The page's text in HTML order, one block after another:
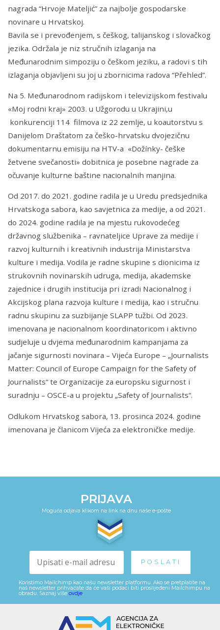
nagrada “Hrvoje Mateljić” za najbolje gospodarske
novinare u Hrvatskoj.
Bavila se i prevođenjem, s češkog, talijanskog i slovačkog
jezika. Održala je niz stručnih izlaganja na
Međunarodnim simpoziju o češkom jeziku, a radovi s tih
izlaganja objavljeni su joj u zbornicima radova “Přehled”.
Na 5. Međunarodnom radijskom i televizijskom festivalu
«Moj rodni kraj» 2003. u Užgorodu u Ukrajini,u
konkurenciji 114 filmova iz 22 zemlje, u koautorstvu s
Danijelom Draštatom za češko-hrvatsku dvojezičnu
dokumentarnu emisiju na HTV-a «Dožínky- češke
žetvene svečanosti» dobitnica je posebne nagrade za
očuvanje kulturne baštine nacionalnih manjina.
Od 2017. do 2021. godine radila je u Uredu predsjednika
Hrvatskoga sabora, kao savjetnica za medije, a od 2021.
do 2024. godine radila je na mjestu rukovodećeg
državnog službenika – ravnateljice Uprave za medije i
razvoj kulturnih i kreativnih industrija Ministarstva
kulture i medija. Vodila je radne skupine s dionicima iz
strukovnih novinarskih udruga, medija, akademske
zajednice i drugih institucija pri izradi Nacionalnog i
Akcijskog plana razvoja kulture i medija, kao i stručnu
radnu skupinu za suzbijanje SLAPP tužbi. Od 2023.
imenovana je nacionalnom koordinatoricom i aktivno
sudjeluje u dvjema međunarodnim kampanjama za
jačanje sigurnosti novinara – Vijeća Europe – „Journalists
Matter: Council of Europe Campaign for the Safety of
Journalists“ te Organizacije za europsku sigurnost i
suradnju – OSCE-a u projektu „Safety of Journalists“.
Odlukom Hrvatskog sabora, 13. prosinca 2024. godine
imenovana je članicom Vijeća za elektroničke medije.
PRIJAVA
Moguća odjava klikom na link na dnu naše e-pošte
Koristimo Mailchimp kao našu newsletter platformu. Ako se pretplatite na
naš newsletter prihvaćate da će vaši podaci biti proslijeđeni Mailchimpu na
obradu. Saznaj više ovdje.